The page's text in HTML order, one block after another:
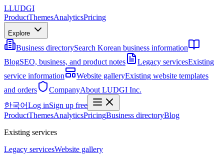
LLUDGI
ProductThemesAnalyticsPricing
Explore
Business directorySearch Korean business information
BlogSEO, business, and product notes Legacy servicesExisting
service information
Website galleryExisting website templates
and orders
CompanyAbout LUDGI Inc.
한국어Log inSign up free
ProductThemesAnalyticsPricingBusiness directoryBlog
Existing services
Legacy servicesWebsite gallery